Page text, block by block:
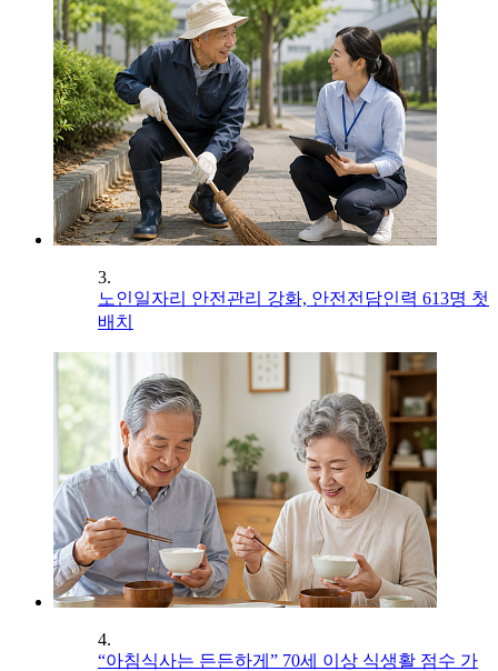
3.
노인일자리 안전관리 강화, 안전전담인력 613명 첫
배치
4.
“아침식사는 든든하게” 70세 이상 식생활 점수 가